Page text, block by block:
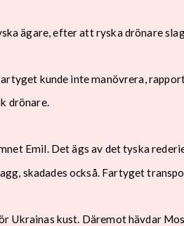
ägare, efter att ryska drönare
kunde inte manövrera,
drönare.
Emil. Det ägs av det tyska
skadades också. Fartyget
Ukrainas kust. Däremot hävdar